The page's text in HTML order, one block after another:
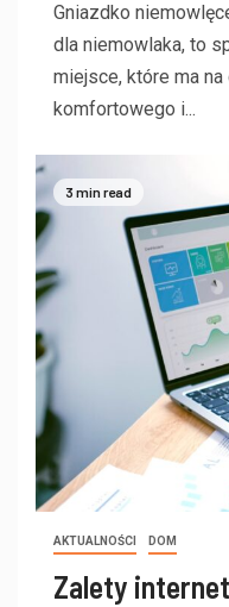
Gniazdko
dla niemowlaka, to
miejsce, które ma
komfortowego i...
3 min read
AKTUALNOŚCI DOM
Zalety